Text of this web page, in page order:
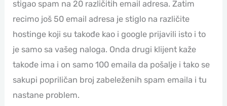
stigao spam na 20 različitih email adresa. Zatim
recimo još 50 email adresa je stiglo na različite
hostinge koji su takođe kao i google prijavili isto i to
je samo sa vašeg naloga. Onda drugi klijent kaže
takođe ima i on samo 100 emaila da pošalje i tako se
sakupi popriličan broj zabeleženih spam emaila i tu
nastane problem.